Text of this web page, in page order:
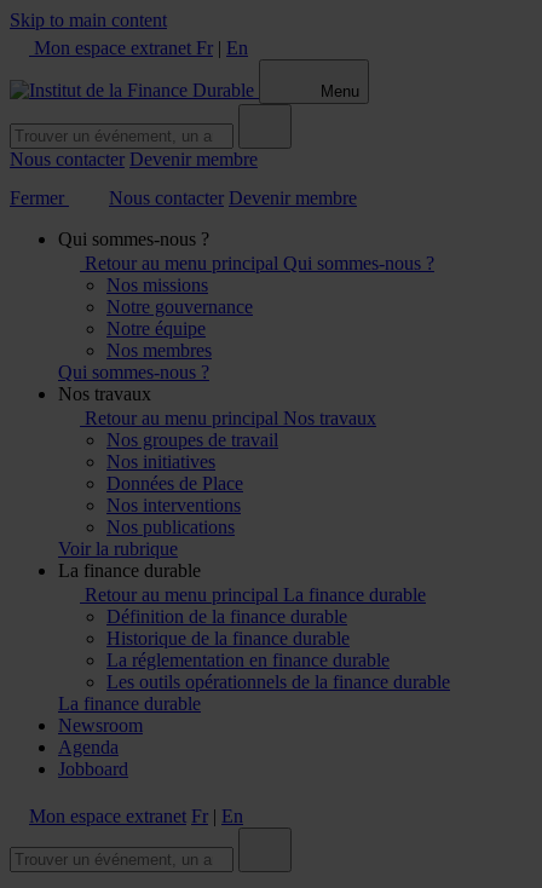
Skip to main content
Mon espace extranet Fr | En
Menu
Nous contacter Devenir membre
Fermer
Nous contacter Devenir membre
Qui sommes-nous ?
Retour au menu principal Qui sommes-nous ?
Nos missions
Notre gouvernance
Notre équipe
Nos membres
Qui sommes-nous ?
Nos travaux
Retour au menu principal Nos travaux
Nos groupes de travail
Nos initiatives
Données de Place
Nos interventions
Nos publications
Voir la rubrique
La finance durable
Retour au menu principal La finance durable
Définition de la finance durable
Historique de la finance durable
La réglementation en finance durable
Les outils opérationnels de la finance durable
La finance durable
Newsroom
Agenda
Jobboard
Mon espace extranet Fr | En